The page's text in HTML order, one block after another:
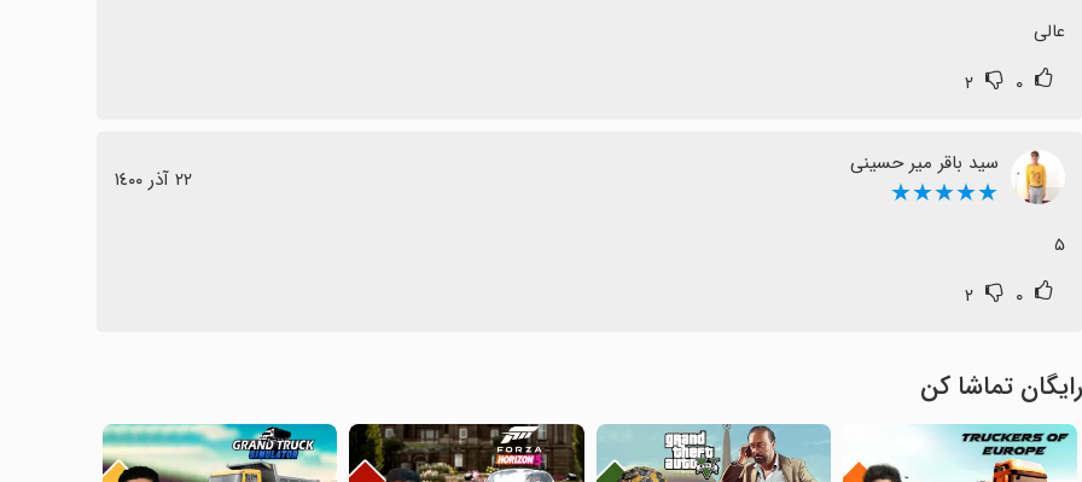
عالی
۰ ۲
سید باقر میر حسینی
★★★★★ ٢٢ آذر ١٤٠٠
۵
۰ ۲
رایگان تماشا کن